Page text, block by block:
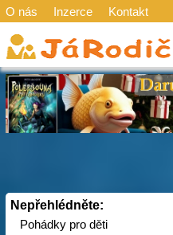
O nás Inzerce Kontakt
Nepřehlédněte:
Pohádky pro děti